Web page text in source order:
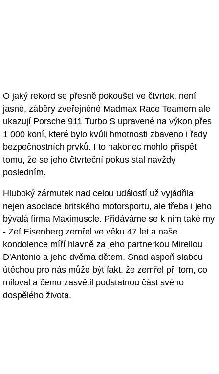
O jaký rekord se přesně pokoušel ve čtvrtek, není
jasné, záběry zveřejněné Madmax Race Teamem ale
ukazují Porsche 911 Turbo S upravené na výkon přes
1 000 koní, které bylo kvůli hmotnosti zbaveno i řady
bezpečnostních prvků. I to nakonec mohlo přispět
tomu, že se jeho čtvrteční pokus stal navždy
posledním.
Hluboký zármutek nad celou událostí už vyjádřila
nejen asociace britského motorsportu, ale třeba i jeho
bývalá firma Maximuscle. Přidáváme se k nim také my
- Zef Eisenberg zemřel ve věku 47 let a naše
kondolence míří hlavně za jeho partnerkou Mirellou
D'Antonio a jeho dvěma dětem. Snad aspoň slabou
útěchou pro nás může být fakt, že zemřel při tom, co
miloval a čemu zasvětil podstatnou část svého
dospělého života.